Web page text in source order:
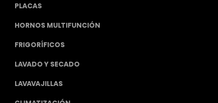
PLACAS
HORNOS MULTIFUNCIÓN
FRIGORÍFICOS
LAVADO Y SECADO
LAVAVAJILLAS